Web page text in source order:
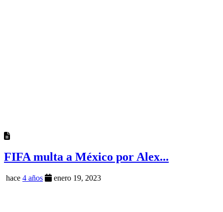
FIFA multa a México por Alex...
hace 4 años enero 19, 2023